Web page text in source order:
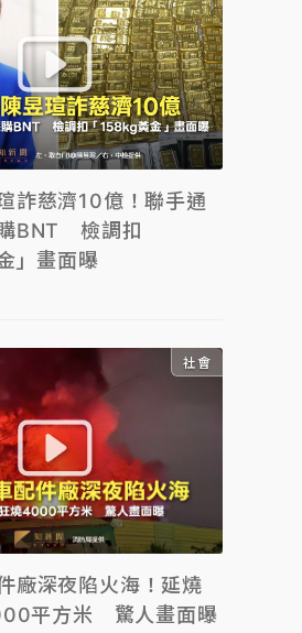
詐慈濟10億！聯手通
BNT 檢調扣
」畫面曝
社會
廠深夜陷火海！延燒
平方米 驚人畫面曝